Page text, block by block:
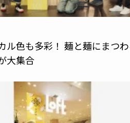
ル色も多彩！ 麺と麺にまつわ
大集合